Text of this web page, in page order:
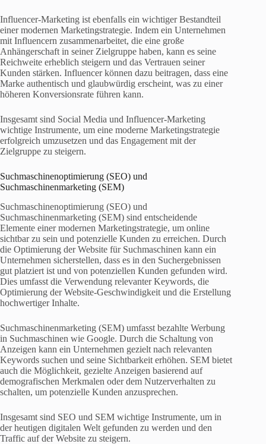
Influencer-Marketing ist ebenfalls ein wichtiger Bestandteil
einer modernen Marketingstrategie. Indem ein Unternehmen
mit Influencern zusammenarbeitet, die eine große
Anhängerschaft in seiner Zielgruppe haben, kann es seine
Reichweite erheblich steigern und das Vertrauen seiner
Kunden stärken. Influencer können dazu beitragen, dass eine
Marke authentisch und glaubwürdig erscheint, was zu einer
höheren Konversionsrate führen kann.
Insgesamt sind Social Media und Influencer-Marketing
wichtige Instrumente, um eine moderne Marketingstrategie
erfolgreich umzusetzen und das Engagement mit der
Zielgruppe zu steigern.
Suchmaschinenoptimierung (SEO) und
Suchmaschinenmarketing (SEM)
Suchmaschinenoptimierung (SEO) und
Suchmaschinenmarketing (SEM) sind entscheidende
Elemente einer modernen Marketingstrategie, um online
sichtbar zu sein und potenzielle Kunden zu erreichen. Durch
die Optimierung der Website für Suchmaschinen kann ein
Unternehmen sicherstellen, dass es in den Suchergebnissen
gut platziert ist und von potenziellen Kunden gefunden wird.
Dies umfasst die Verwendung relevanter Keywords, die
Optimierung der Website-Geschwindigkeit und die Erstellung
hochwertiger Inhalte.
Suchmaschinenmarketing (SEM) umfasst bezahlte Werbung
in Suchmaschinen wie Google. Durch die Schaltung von
Anzeigen kann ein Unternehmen gezielt nach relevanten
Keywords suchen und seine Sichtbarkeit erhöhen. SEM bietet
auch die Möglichkeit, gezielte Anzeigen basierend auf
demografischen Merkmalen oder dem Nutzerverhalten zu
schalten, um potenzielle Kunden anzusprechen.
Insgesamt sind SEO und SEM wichtige Instrumente, um in
der heutigen digitalen Welt gefunden zu werden und den
Traffic auf der Website zu steigern.